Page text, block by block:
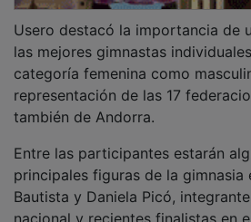
más de 700 personas entre
personal de apoyo.
La artística decidirá plazas para el
Por su parte, la secretaria técnica
nacionalDiana Plaza
celebrará del 7 al 11 de julio y que
competición más importante del
para esta especialidad.